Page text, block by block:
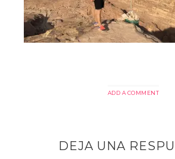
ADD A COMMENT
DEJA UNA